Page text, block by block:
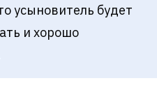
усыновитель будет
и хорошо